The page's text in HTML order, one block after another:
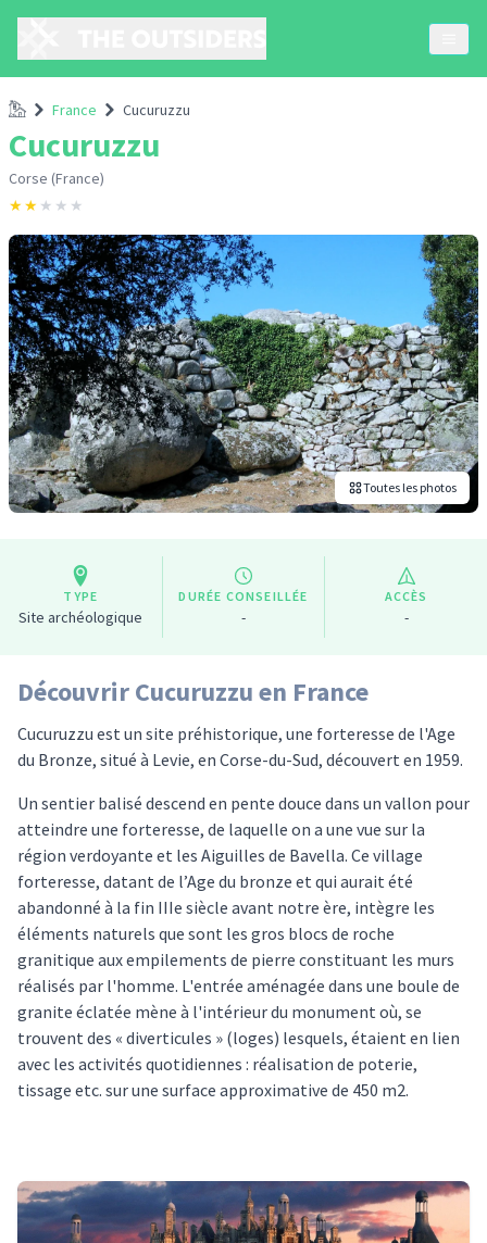
Accueil
France Cucuruzzu
Cucuruzzu
Corse (France)
★★ ★ ★ ★
Toutes les photos
TYPE
Site archéologique
DURÉE CONSEILLÉE
-
ACCÈS
-
Découvrir Cucuruzzu en France
Cucuruzzu est un site préhistorique, une forteresse de l'Age
du Bronze, situé à Levie, en Corse-du-Sud, découvert en 1959.
Un sentier balisé descend en pente douce dans un vallon pour
atteindre une forteresse, de laquelle on a une vue sur la
région verdoyante et les Aiguilles de Bavella. Ce village
forteresse, datant de l’Age du bronze et qui aurait été
abandonné à la fin IIIe siècle avant notre ère, intègre les
éléments naturels que sont les gros blocs de roche
granitique aux empilements de pierre constituant les murs
réalisés par l'homme. L'entrée aménagée dans une boule de
granite éclatée mène à l'intérieur du monument où, se
trouvent des « diverticules » (loges) lesquels, étaient en lien
avec les activités quotidiennes : réalisation de poterie,
tissage etc. sur une surface approximative de 450 m2.